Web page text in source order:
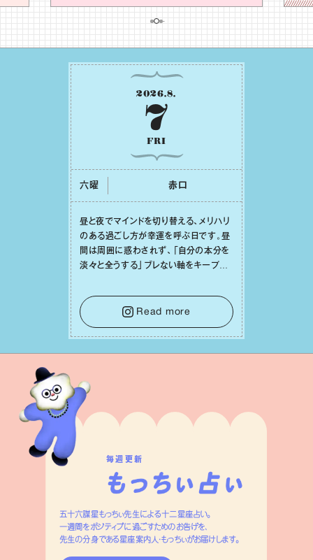
2026.8.
7
FRI
六曜 ⾚⼝
昼と夜でマインドを切り替える、メリハリ
のある過ごし⽅が幸運を呼ぶ⽇です。昼
間は周囲に惑わされず、「⾃分の本分を
淡々と全うする」ブレない軸をキープし
⾔葉に流されないよう、⼼にしっかりブ
レーキをかけること。この意識の切り替
えが、あなたに確かな安⼼感をもたらす
はずです。
Read more
毎週更新
五十六謀星もっちぃ先生による十二星座占い。
一週間をポジティブに過ごすためのお告げを、
先生の分身である星座案内人・もっちぃがお届けします。